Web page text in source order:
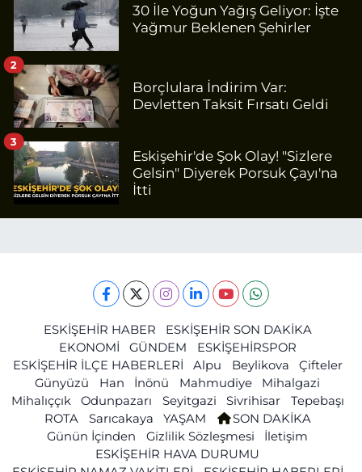
30 İle Yoğun Yağış Geliyor: İşte
Yağmur Beklenen Şehirler
Borçlulara İndirim Var:
Devletten Taksit Fırsatı Geldi
2
Eskişehir'de Şok Olay! "Sizlere
Gelsin" Diyerek Porsuk Çayı'na
İtti
3
ESKİŞEHİR HABER
ESKİŞEHİR SON DAKİKA
EKONOMİ
GÜNDEM
ESKİŞEHİRSPOR
ESKİŞEHİR İLÇE HABERLERİ
Alpu Beylikova
Çifteler
Günyüzü
Han İnönü Mahmudiye
Mihalgazi
Mihalıççık
Odunpazarı Seyitgazi Sivrihisar
Tepebaşı
ROTA
Sarıcakaya YAŞAM
SON DAKİKA
Günün İçinden
Gizlilik Sözleşmesi
İletişim
ESKİŞEHİR HAVA DURUMU